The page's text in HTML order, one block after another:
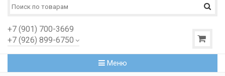
+7 (901) 700-3669
+7 (926) 899-6750
Меню